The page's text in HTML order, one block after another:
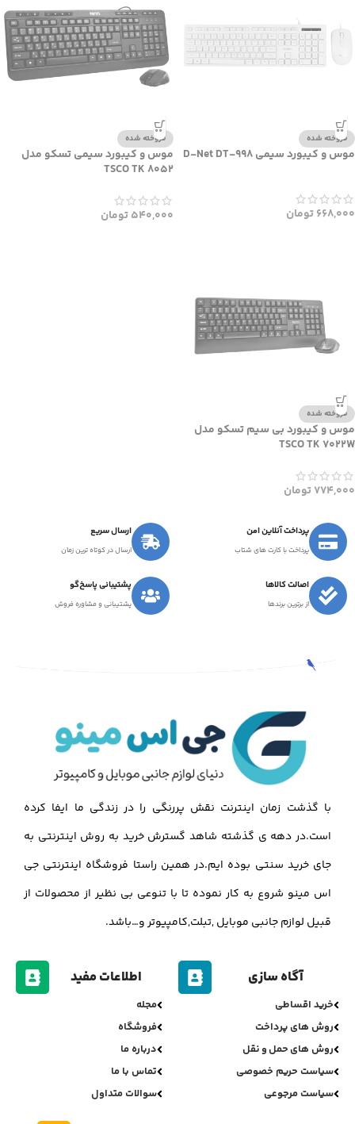
فروخته شده
موس و کیبورد سیمی D-Net DT-998
668,000تومان
فروخته شده
موس و کیبورد سیمی تسکو مدل
TSCO TK 8052
540,000تومان
فروخته شده
موس و کیبورد بی سیم تسکو مدل
TSCO TK 7022W
774,000تومان
پرداخت آنلاین امن
پرداخت با کارت های شتاب
ارسال سریع
ارسال در کوتاه ترین زمان
اصالت کالاها
از برترین برندها
پشتیبانی پاسخ‌گو
پشتیبانی و مشاوره فروش
با گذشت زمان اینترنت نقش پررنگی را در زندگی ما ایفا کرده
است.در دهه ی گذشته شاهد گسترش خرید به روش اینترنتی به
جای خرید سنتی بوده ایم.در همین راستا فروشگاه اینترنتی جی
اس مینو شروع به کار نموده تا با تنوعی بی نظیر از محصولات از
قبیل لوازم جانبی موبایل ,تبلت,کامپیوتر و…باشد.
آگاه سازی
خرید اقساطی
روش های پرداخت
روش های حمل و نقل
سیاست حریم خصوصی
سیاست مرجوعی
اطلاعات مفید
مجله
فروشگاه
درباره ما
تماس با ما
سوالات متداول